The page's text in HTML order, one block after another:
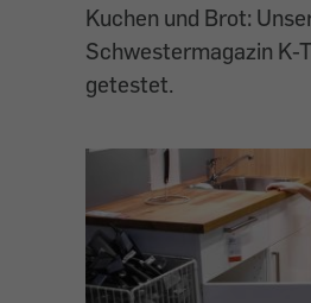
Kuchen und Brot:
Schwestermagazin K-
getestet.